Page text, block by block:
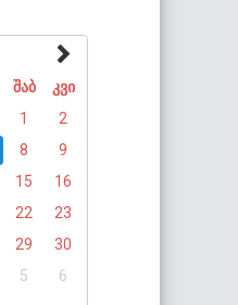
შაბ
კვი
1
2
8
9
15
16
22
23
29
30
5 6